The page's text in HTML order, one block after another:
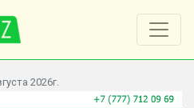
2026г.